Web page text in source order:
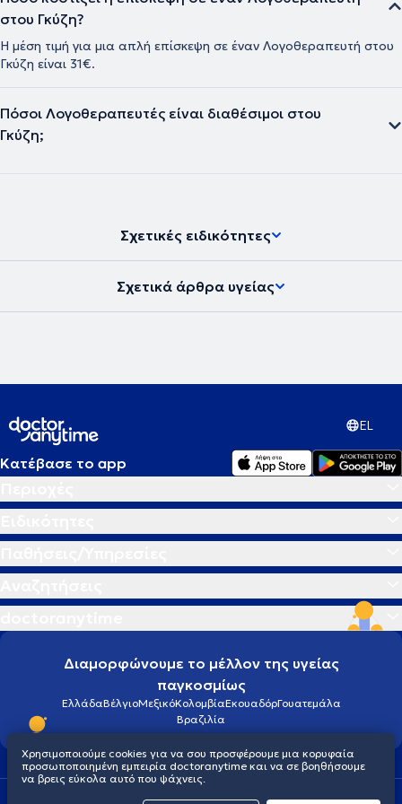
στου Γκύζη?
Η μέση τιμή για μια απλή επίσκεψη σε έναν Λογοθεραπευτή στου
Γκύζη είναι 31€.
Πόσοι Λογοθεραπευτές είναι διαθέσιμοι στου
Γκύζη;
Σχετικές ειδικότητες
Σχετικά άρθρα υγείας
EL
Κατέβασε το app
Διαμορφώνουμε το μέλλον της υγείας
παγκοσμίως
ΕλλάδαΒέλγιοΜεξικόΚολομβίαΕκουαδόρΓουατεμάλα
Βραζιλία
Πολιτική προστασίας προσωπικού απορρήτου
Χρησιμοποιούμε cookies για να σου προσφέρουμε μια κορυφαία
προσωποποιημένη εμπειρία doctoranytime και να σε βοηθήσουμε
να βρεις εύκολα αυτό που ψάχνεις.